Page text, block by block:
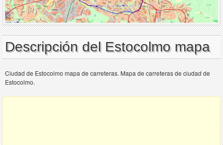
Descripción del Estocolmo mapa
Ciudad de Estocolmo mapa de carreteras. Mapa de carreteras de ciudad de
Estocolmo.